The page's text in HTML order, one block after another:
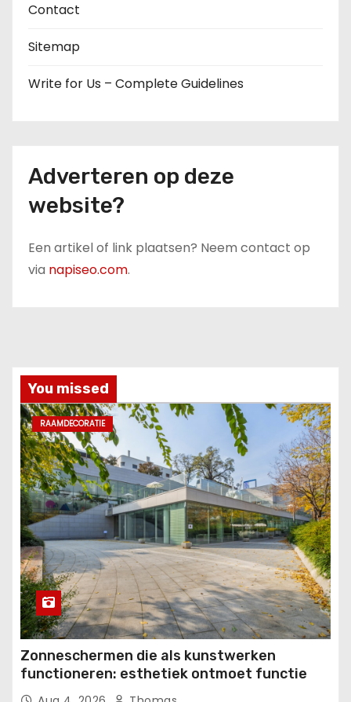
Contact
Sitemap
Write for Us – Complete Guidelines
Adverteren op deze
website?
Een artikel of link plaatsen? Neem contact op
via napiseo.com.
You missed
RAAMDECORATIE
Zonneschermen die als kunstwerken
functioneren: esthetiek ontmoet functie